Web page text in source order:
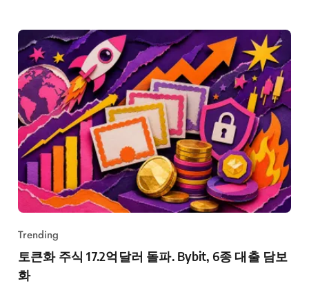
Trending
토큰화 주식 17.2억달러 돌파. Bybit, 6종 대출 담보
화